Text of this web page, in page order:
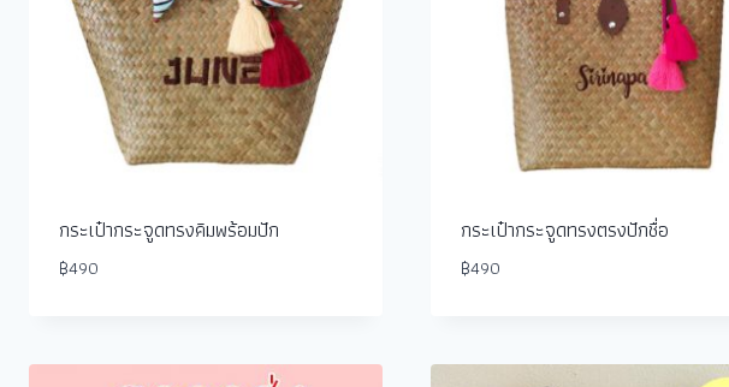
กระเป๋ากระจูดทรงคิมพร้อมปัก
฿490
กระเป๋ากระจูดทรงตรงปักชื่อ
฿490